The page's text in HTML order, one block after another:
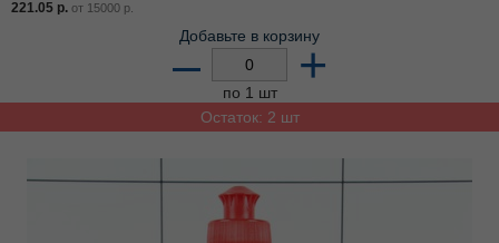
221.05 р. от 15000 р.
Добавьте в корзину
– +
по 1 шт
Остаток: 2 шт